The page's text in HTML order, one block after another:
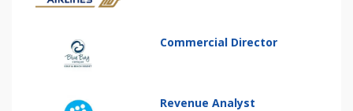
Commercial Director
Revenue Analyst